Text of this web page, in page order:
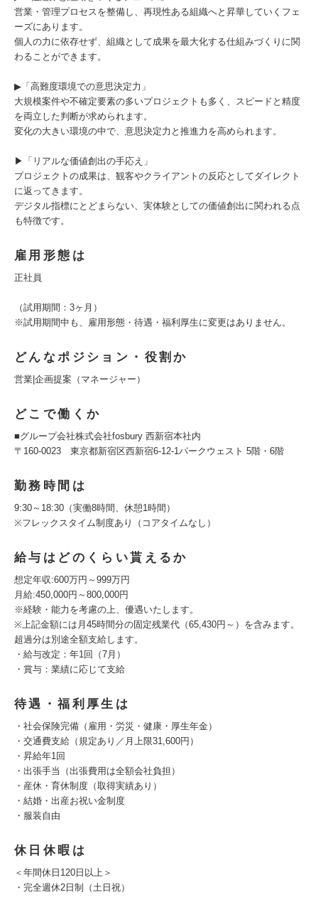
営業・管理プロセスを整備し、再現性ある組織へと昇華していくフェ
ーズにあります。
個人の力に依存せず、組織として成果を最大化する仕組みづくりに関
わることができます。
▶「高難度環境での意思決定力」
大規模案件や不確定要素の多いプロジェクトも多く、スピードと精度
を両立した判断が求められます。
変化の大きい環境の中で、意思決定力と推進力を高められます。
▶「リアルな価値創出の手応え」
プロジェクトの成果は、観客やクライアントの反応としてダイレクト
に返ってきます。
デジタル指標にとどまらない、実体験としての価値創出に関われる点
も特徴です。
雇用形態は
正社員
（試用期間：3ヶ月）
※試用期間中も、雇用形態・待遇・福利厚生に変更はありません。
どんなポジション・役割か
営業|企画提案（マネージャー）
どこで働くか
■グループ会社株式会社fosbury 西新宿本社内
〒160-0023 東京都新宿区西新宿6-12-1パークウェスト 5階・6階
勤務時間は
9:30～18:30（実働8時間、休憩1時間）
※フレックスタイム制度あり（コアタイムなし）
給与はどのくらい貰えるか
想定年収:600万円～999万円
月給:450,000円～800,000円
※経験・能力を考慮の上、優遇いたします。
※上記金額には月45時間分の固定残業代（65,430円～）を含みます。
超過分は別途全額支給します。
・給与改定：年1回（7月）
・賞与：業績に応じて支給
待遇・福利厚生は
・社会保険完備（雇用・労災・健康・厚生年金）
・交通費支給（規定あり／月上限31,600円）
・昇給年1回
・出張手当（出張費用は全額会社負担）
・産休・育休制度（取得実績あり）
・結婚・出産お祝い金制度
・服装自由
休日休暇は
＜年間休日120日以上＞
・完全週休2日制（土日祝）